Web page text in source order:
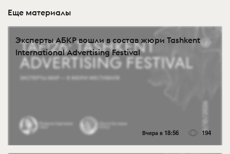
Еще материалы
Эксперты АБКР вошли в состав жюри Tashkent
International Advertising Festival
Вчера в 18:56 194